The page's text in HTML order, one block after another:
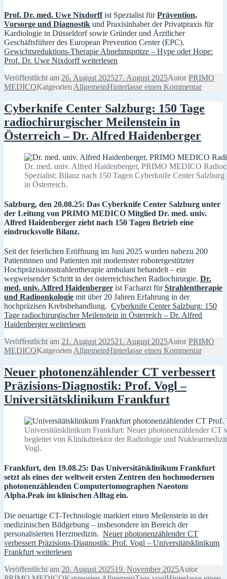
Prof. Dr. med. Uwe Nixdorffist Spezialist fürPrävention,
Vorsorge und Diagnostik und Praxisinhaber der Privatpraxis für
Kardiologie in Düsseldorf sowie Gründer und Ärztlicher
Geschäftsführer des European Prevention Center (EPC).
Gewichtsreduktions-Therapie Abnehmspritze – Hype oder Hope:
Prof. Dr. Uwe Nixdorffweiterlesen
Veröffentlicht am 26. August 202527. August 2025AutorPRIMO
MEDICOKatgeorien AllgemeinHinterlasse einen Kommentar
Cyberknife Center Salzburg: 150 Tage
radiochirurgischer Meilenstein in
Österreich – Dr. Alfred Haidenberger
Dr. med. univ. Alfred Haidenberger, PRIMO MEDICO
Spezialist: Bilanz nach 150 Tagen Cyberknife Center
in Österreich.
Salzburg, den 20.08.25: Das Cyberknife Center Salzburg unter
der Leitung von PRIMO MEDICO Mitglied Dr. med. univ.
Alfred Haidenberger zieht nach 150 Tagen Betrieb eine
eindrucksvolle Bilanz.
Seit der feierlichen Eröffnung im Juni 2025 wurden nahezu 200
Patientinnen und Patienten mit modernster robotergestützter
Hochpräzisionsstrahlentherapie ambulant behandelt – ein
wegweisender Schritt in der österreichischen Radiochirurgie. Dr.
med. univ. Alfred Haidenberger ist Facharzt fürStrahlentherapie
und Radioonkologie mit über 20 Jahren Erfahrung in der
hochpräzisen Krebsbehandlung. Cyberknife Center Salzburg: 150
Tage radiochirurgischer Meilenstein in Österreich – Dr. Alfred
Haidenbergerweiterlesen
Veröffentlicht am 21. August 202521. August 2025AutorPRIMO
MEDICOKatgeorien AllgemeinHinterlasse einen Kommentar
Neuer photonenzählender CT verbessert
Präzisions-Diagnostik: Prof. Vogl –
Universitätsklinikum Frankfurt
Universitätsklinikum Frankfurt: Neuer photonenzählender CT
begleitet von Klinikdirektor der Radiologie und
Vogl.
Frankfurt, den 19.08.25: Das Universitätsklinikum Frankfurt
setzt als eines der weltweit ersten Zentren den hochmodernen
photonenzählenden Computertomographen Naeotom
Alpha.Peak im klinischen Alltag ein.
Die neuartige CT-Technologie markiert einen Meilenstein in der
medizinischen Bildgebung – insbesondere im Bereich der
personalisierten Herzmedizin. Neuer photonenzählender CT
verbessert Präzisions-Diagnostik: Prof. Vogl – Universitätsklinikum
Frankfurt weiterlesen
Veröffentlicht am 20. August 202519. November 2025Autor